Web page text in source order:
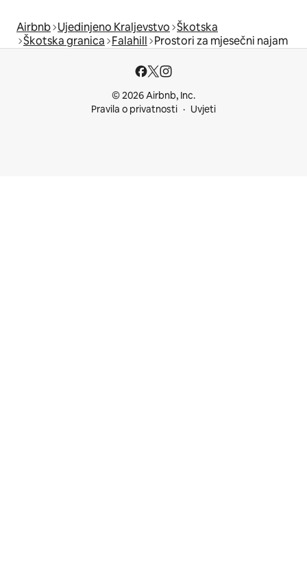
Airbnb Ujedinjeno Kraljevstvo Škotska
Škotska granica Falahill Prostori za mjesečni najam
© 2026 Airbnb, Inc.
Pravila o privatnosti
Uvjeti